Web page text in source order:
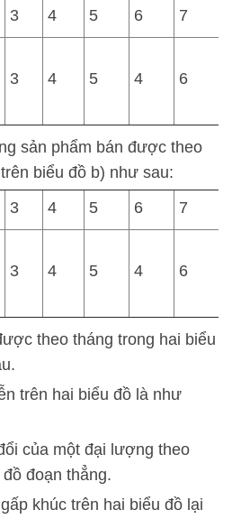
3 4 5 6 7
3 4 5 4 6
sản phẩm bán được theo
biểu đồ b) như sau:
3 4 5 6 7
3 4 5 4 6
theo tháng trong hai biểu
trên hai biểu đồ là như
của một đại lượng theo
đoạn thẳng.
khúc trên hai biểu đồ lại